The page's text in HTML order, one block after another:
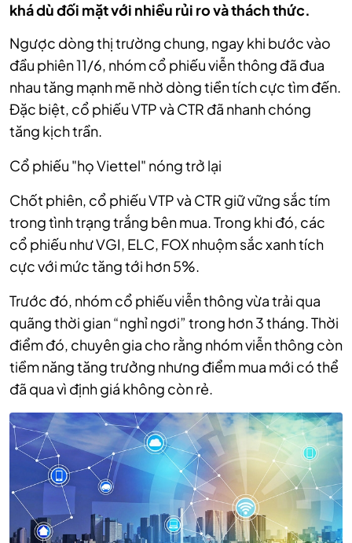
khá dù đối mặt với nhiều rủi ro và thách thức.
Ngược dòng thị trường chung, ngay khi bước vào
đầu phiên 11/6, nhóm cổ phiếu viễn thông đã đua
nhau tăng mạnh mẽ nhờ dòng tiền tích cực tìm đến.
Đặc biệt, cổ phiếu VTP và CTR đã nhanh chóng
tăng kịch trần.
Cổ phiếu "họ Viettel" nóng trở lại
Chốt phiên, cổ phiếu VTP và CTR giữ vững sắc tím
trong tình trạng trắng bên mua. Trong khi đó, các
cổ phiếu như VGI, ELC, FOX nhuộm sắc xanh tích
cực với mức tăng tới hơn 5%.
Trước đó, nhóm cổ phiếu viễn thông vừa trải qua
quãng thời gian “nghỉ ngơi” trong hơn 3 tháng. Thời
điểm đó, chuyên gia cho rằng nhóm viễn thông còn
tiềm năng tăng trưởng nhưng điểm mua mới có thể
đã qua vì định giá không còn rẻ.